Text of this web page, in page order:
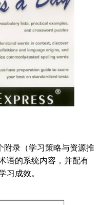
录（学习策略与资源推
语的系统内容，并配有
成效。